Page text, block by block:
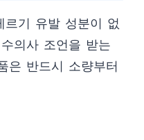
르기 유발 성분이 없
의사 조언을 받는
은 반드시 소량부터